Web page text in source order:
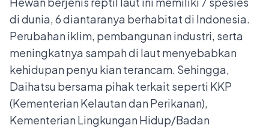
di dunia, 6 diantaranya berhabitat di Indonesia.
Perubahan iklim, pembangunan industri, serta
meningkatnya sampah di laut menyebabkan
kehidupan penyu kian terancam. Sehingga,
Daihatsu bersama pihak terkait seperti KKP
(Kementerian Kelautan dan Perikanan),
Kementerian Lingkungan Hidup/Badan